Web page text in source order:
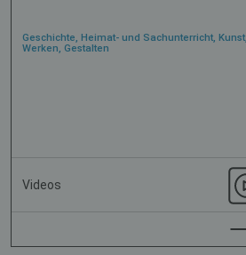
Geschichte, Heimat- und Sachunterricht, Kunst,
Werken, Gestalten
Videos